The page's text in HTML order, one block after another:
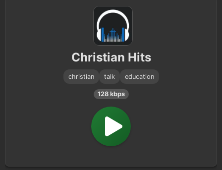
Christian Hits
christian talk education
128 kbps